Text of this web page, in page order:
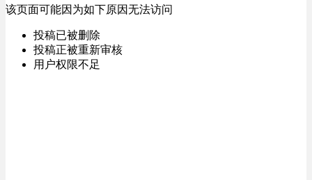
该页面可能因为如下原因无法访问
投稿已被删除
投稿正被重新审核
用户权限不足